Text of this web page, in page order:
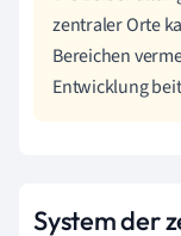
zentraler Orte
Bereichen
Entwicklung
System der